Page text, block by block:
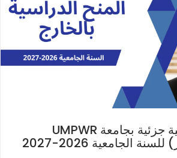
عرض منحة دراسية جزئية بجامعة UMPWR
الجامعية 2026-2027